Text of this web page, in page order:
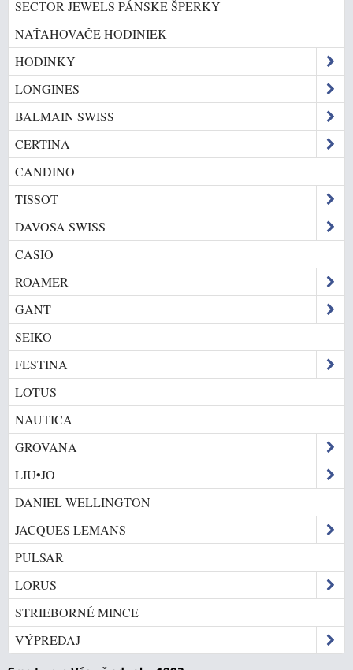
SECTOR JEWELS PÁNSKE ŠPERKY
NAŤAHOVAČE HODINIEK
HODINKY
LONGINES
BALMAIN SWISS
CERTINA
CANDINO
TISSOT
DAVOSA SWISS
CASIO
ROAMER
GANT
SEIKO
FESTINA
LOTUS
NAUTICA
GROVANA
LIU•JO
DANIEL WELLINGTON
JACQUES LEMANS
PULSAR
LORUS
STRIEBORNÉ MINCE
VÝPREDAJ